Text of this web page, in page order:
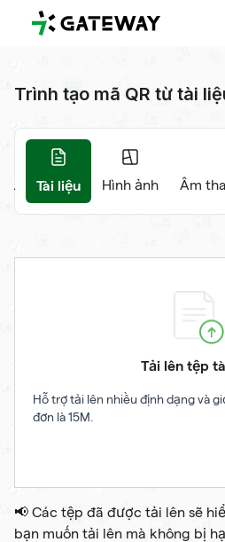
QRGateway
Trình tạo mã QR từ tài
Tài liệu Hình ảnh Âm
Tải lên tệp
Hỗ trợ tải lên nhiều định dạng và
đơn là 15M.
📢 Các tệp đã được tải lên sẽ
bạn muốn tải lên mà không bị